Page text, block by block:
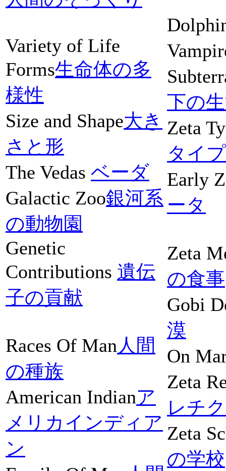
Variety of Life
Forms生命体の多
様性
Size and Shape大き
さと形
The Vedas ベーダ
Galactic Zoo銀河系
の動物園
Genetic
Contributions 遺伝
子の貢献
Races Of Man 人間
の種族
American Indianア
メリカインディア
ン
下の
Zeta
タイプ
Early
ータ
Zeta
の食事
Gobi
漠
On
Zeta
レチ
Zeta
の学校